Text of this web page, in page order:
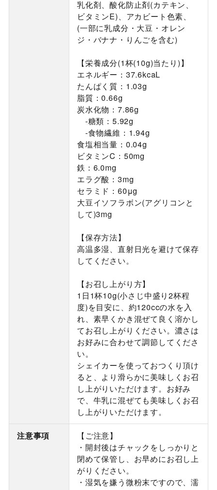
乳化剤、酸化防止剤(カテキン、
ビタミンE)、アカビート色素、
(一部に乳成分・大豆・オレン
ジ・バナナ・りんごを含む)
【栄養成分(1杯(10g)当たり)】
エネルギー：37.6kcaL
たんぱく質：1.03g
脂質：0.66g
炭水化物：7.86g
-糖類：5.92g
-食物繊維：1.94g
食塩相当量：0.04g
ビタミンC：50mg
鉄：6.0mg
エラグ酸：3mg
セラミド：60μg
大豆イソフラボン(アグリコンと
して)3mg
【保存方法】
高温多湿、直射日光を避けて保存
してください。
【お召し上がり方】
1日1杯10g(小さじ中盛り2杯程
度)を目安に、約120ccの水を入
れ、素早くかき混ぜて良く溶かし
てお召し上がりください。濃さは
お好みに合わせて調節してくださ
い。
シェイカーを使っておつくり頂け
ると、より滑らかに美味しくお召
し上がりいただけます。お好み
で、牛乳に混ぜても美味しくお召
し上がりいただけます。
注意事項
【ご注意】
・開封後はチャックをしっかりと
閉めて保管し、お早めにお召し上
がりください。
・湿気を嫌う微粉末ですので、濡